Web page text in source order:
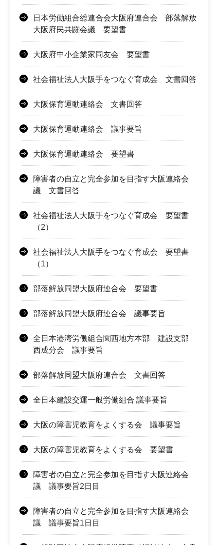
日本労働組合総連合会大阪府連合会 部落解放
大阪府民共闘会議 要望書
大阪府中小企業家同友会 要望書
社会福祉法人大阪手をつなぐ育成会 文書回答
大阪保育運動連絡会 文書回答
大阪保育運動連絡会 議事要旨
大阪保育運動連絡会 要望書
障害者の自立と完全参加を目指す大阪連絡会
議 文書回答
社会福祉法人大阪手をつなぐ育成会 要望書
（2）
社会福祉法人大阪手をつなぐ育成会 要望書
（1）
部落解放同盟大阪府連合会 要望書
部落解放同盟大阪府連合会 議事要旨
全日本港湾労働組合関西地方本部 建設支部
西成分会 議事要旨
部落解放同盟大阪府連合会 文書回答
全日本建設交運一般労働組合 議事要旨
大阪の障害児教育をよくする会 議事要旨
大阪の障害児教育をよくする会 要望書
障害者の自立と完全参加を目指す大阪連絡会
議 議事要旨2日目
障害者の自立と完全参加を目指す大阪連絡会
議 議事要旨1日目